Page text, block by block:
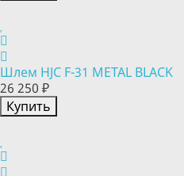
Шлем HJC F-31 METAL BLACK
26 250 ₽
Купить